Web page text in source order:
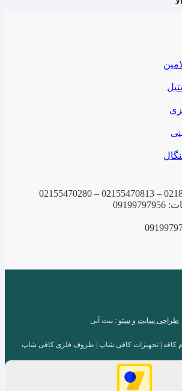
طراحی سایت و سئو : بیت آبی
کافه | تجهیزات کافی شاپ | ظروف فلزی کافی شاپ